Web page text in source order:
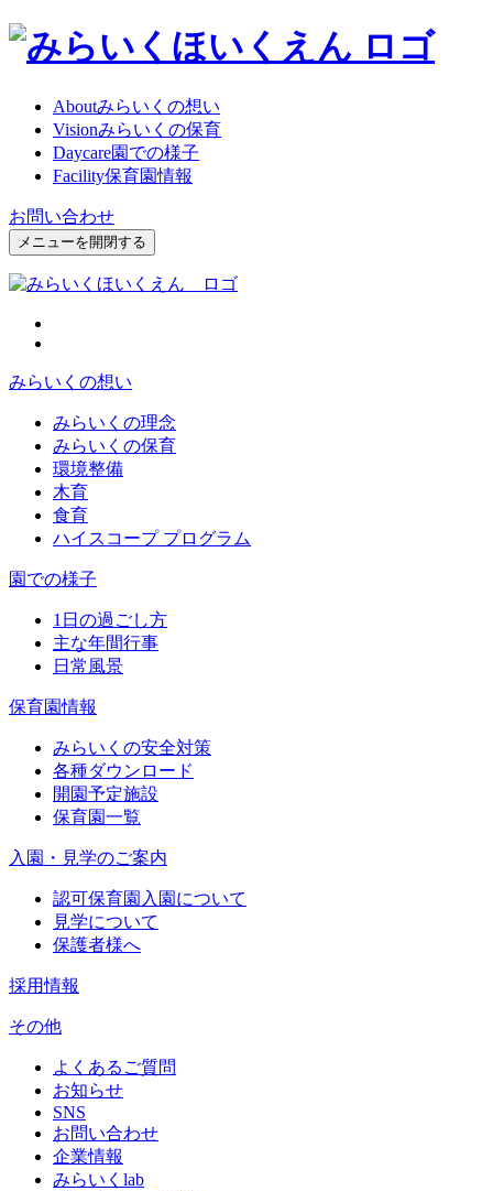
Aboutみらいくの想い
Visionみらいくの保育
Daycare園での様子
Facility保育園情報
お問い合わせ
メニューを開閉する
みらいくの想い
みらいくの理念
みらいくの保育
環境整備
木育
食育
ハイスコープ プログラム
園での様子
1日の過ごし方
主な年間行事
日常風景
保育園情報
みらいくの安全対策
各種ダウンロード
開園予定施設
保育園一覧
入園・見学のご案内
認可保育園入園について
見学について
保護者様へ
採用情報
その他
よくあるご質問
お知らせ
SNS
お問い合わせ
企業情報
みらいくlab